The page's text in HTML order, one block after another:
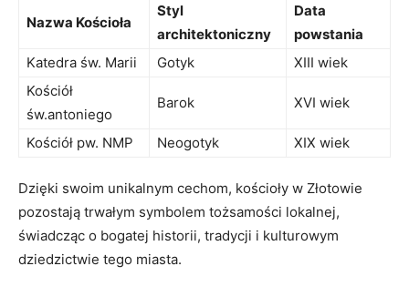
Nazwa​ Kościoła
Styl
architektoniczny
Data
powstania
Katedra św. Marii
Gotyk
XIII wiek
Kościół
⁤św.antoniego
Barok XVI wiek
Kościół​ pw. NMP Neogotyk XIX wiek
Dzięki swoim unikalnym cechom, kościoły w Złotowie
pozostają ⁣trwałym symbolem tożsamości lokalnej,
świadcząc o bogatej historii, ‍tradycji i ‍kulturowym
dziedzictwie tego⁤ miasta.